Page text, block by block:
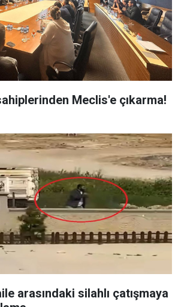
Meclis'e çıkarma!
arasındaki silahlı çatışmaya